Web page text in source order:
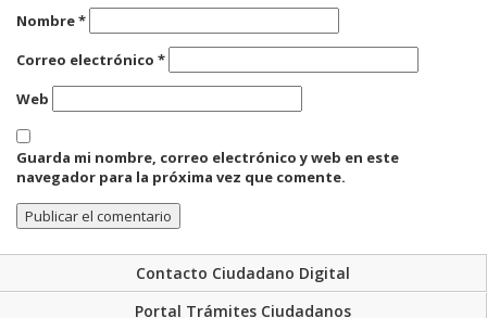
Nombre*
Correo electrónico *
Web
Guarda mi nombre, correo electrónico y web en este
navegador para la próxima vez que comente.
Contacto Ciudadano Digital
Portal Trámites Ciudadanos